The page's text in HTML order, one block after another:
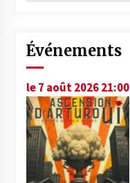
Événements
le 7 août 2026 21:00